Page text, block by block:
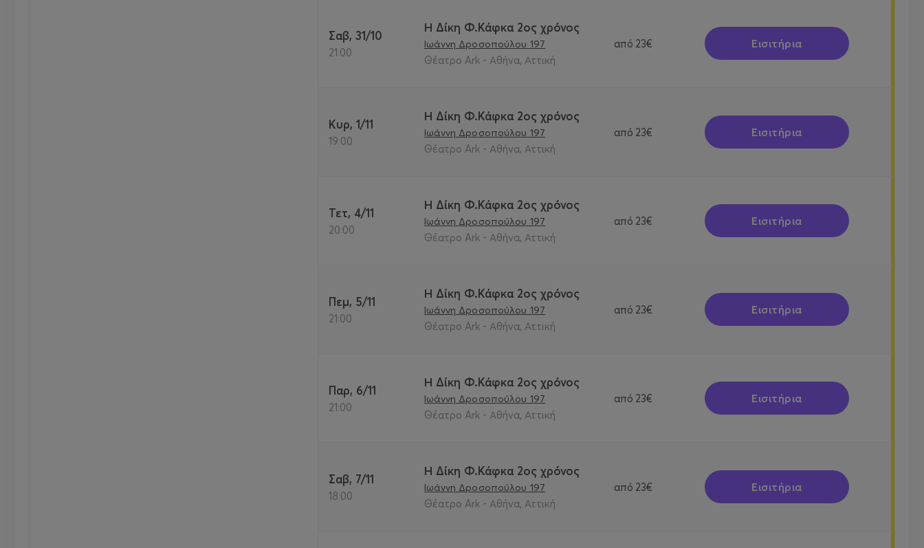
Σαβ, 31/10
21:00
Η Δίκη Φ.Κάφκα 2ος χρόνος
Ιωάννη Δροσοπούλου 197
Θέατρο Ark - Αθήνα, Αττική
από 23€ Εισιτήρια
Κυρ, 1/11
19:00
Η Δίκη Φ.Κάφκα 2ος χρόνος
Ιωάννη Δροσοπούλου 197
Θέατρο Ark - Αθήνα, Αττική
από 23€ Εισιτήρια
Τετ, 4/11
20:00
Η Δίκη Φ.Κάφκα 2ος χρόνος
Ιωάννη Δροσοπούλου 197
Θέατρο Ark - Αθήνα, Αττική
από 23€ Εισιτήρια
Πεμ, 5/11
21:00
Η Δίκη Φ.Κάφκα 2ος χρόνος
Ιωάννη Δροσοπούλου 197
Θέατρο Ark - Αθήνα, Αττική
από 23€ Εισιτήρια
Παρ, 6/11
21:00
Η Δίκη Φ.Κάφκα 2ος χρόνος
Ιωάννη Δροσοπούλου 197
Θέατρο Ark - Αθήνα, Αττική
από 23€ Εισιτήρια
Σαβ, 7/11
18:00
Η Δίκη Φ.Κάφκα 2ος χρόνος
Ιωάννη Δροσοπούλου 197
Θέατρο Ark - Αθήνα, Αττική
από 23€ Εισιτήρια